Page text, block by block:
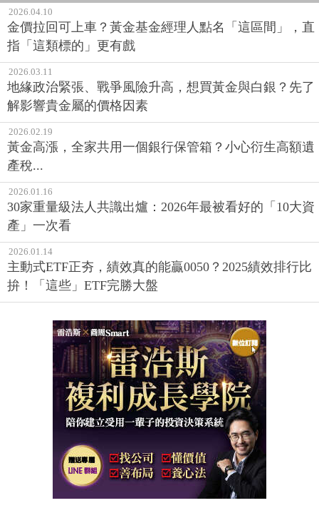
2026.04.10
金價拉回可上車？黃金基金經理人點名「這區間」，直
指「這類標的」更有戲
2026.03.11
地緣政治緊張、戰爭風險升高，想買黃金與白銀？先了
解影響貴金屬的價格因素
2026.02.19
黃金高漲，全家共用一個銀行保管箱？小心衍生高額遺
產稅...
2026.01.16
30家重量級法人共識出爐：2026年最被看好的「10大資
產」一次看
2026.01.14
主動式ETF正夯，績效真的能贏0050？2025績效排行比
拚！「這些」ETF完勝大盤